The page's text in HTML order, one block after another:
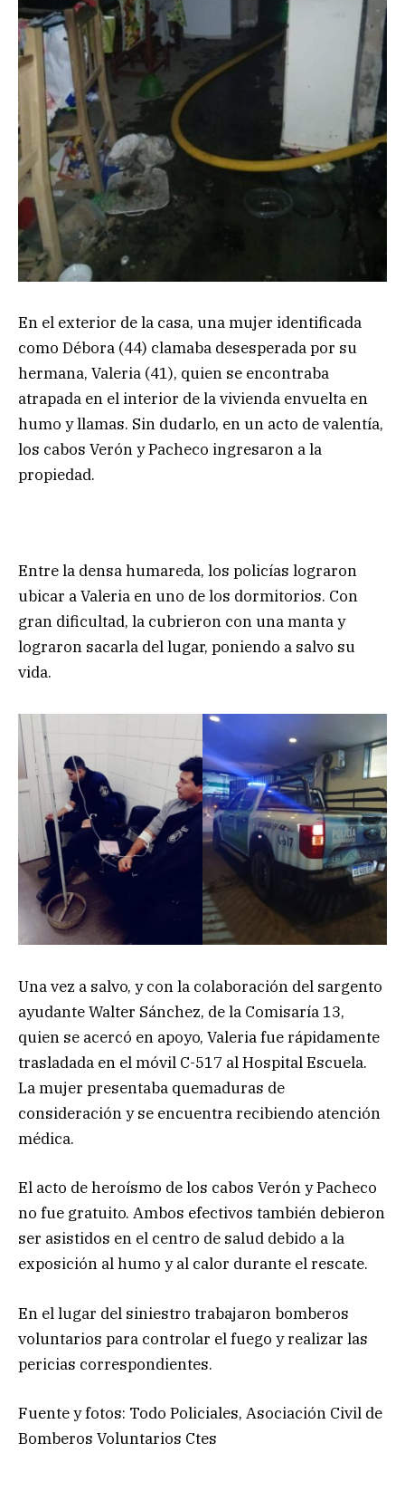
En el exterior de la casa, una mujer identificada
como Débora (44) clamaba desesperada por su
hermana, Valeria (41), quien se encontraba
atrapada en el interior de la vivienda envuelta en
humo y llamas. Sin dudarlo, en un acto de valentía,
los cabos Verón y Pacheco ingresaron a la
propiedad.
Entre la densa humareda, los policías lograron
ubicar a Valeria en uno de los dormitorios. Con
gran dificultad, la cubrieron con una manta y
lograron sacarla del lugar, poniendo a salvo su
vida.
Una vez a salvo, y con la colaboración del sargento
ayudante Walter Sánchez, de la Comisaría 13,
quien se acercó en apoyo, Valeria fue rápidamente
trasladada en el móvil C-517 al Hospital Escuela.
La mujer presentaba quemaduras de
consideración y se encuentra recibiendo atención
médica.
El acto de heroísmo de los cabos Verón y Pacheco
no fue gratuito. Ambos efectivos también debieron
ser asistidos en el centro de salud debido a la
exposición al humo y al calor durante el rescate.
En el lugar del siniestro trabajaron bomberos
voluntarios para controlar el fuego y realizar las
pericias correspondientes.
Fuente y fotos: Todo Policiales, Asociación Civil de
Bomberos Voluntarios Ctes